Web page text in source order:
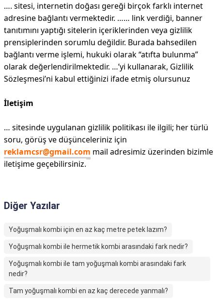
…. sitesi, internetin doğası gereği birçok farklı internet
adresine bağlantı vermektedir. …… link verdiği, banner
tanıtımını yaptığı sitelerin içeriklerinden veya gizlilik
prensiplerinden sorumlu değildir. Burada bahsedilen
bağlantı verme işlemi, hukuki olarak “atıfta bulunma”
olarak değerlendirilmektedir. …’yi kullanarak, Gizlilik
Sözleşmesi’ni kabul ettiğinizi ifade etmiş olursunuz
İletişim
… sitesinde uygulanan gizlilik politikası ile ilgili; her türlü
soru, görüş ve düşünceleriniz için
reklamcsr@gmail.com mail adresimiz üzerinden bizimle
iletişime geçebilirsiniz.
Diğer Yazılar
Yoğuşmalı kombi için en az kaç metre petek lazım?
Yoğuşmalı kombi ile hermetik kombi arasındaki fark nedir?
Yoğuşmalı kombi ile tam yoğuşmalı kombi arasındaki fark
nedir?
Tam yoğuşmalı kombi en az kaç derecede yanmalı?